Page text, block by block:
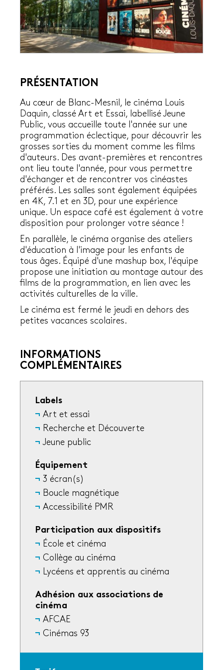
PRÉSENTATION
Au cœur de Blanc-Mesnil, le cinéma Louis
Daquin, classé Art et Essai, labellisé Jeune
Public, vous accueille toute l'année sur une
programmation éclectique, pour découvrir les
grosses sorties du moment comme les films
d'auteurs. Des avant-premières et rencontres
ont lieu toute l'année, pour vous permettre
d'échanger et de rencontrer vos cinéastes
préférés. Les salles sont également équipées
en 4K, 7.1 et en 3D, pour une expérience
unique. Un espace café est également à votre
disposition pour prolonger votre séance !
En parallèle, le cinéma organise des ateliers
d'éducation à l'image pour les enfants de
tous âges. Équipé d'une mashup box, l'équipe
propose une initiation au montage autour des
films de la programmation, en lien avec les
activités culturelles de la ville.
Le cinéma est fermé le jeudi en dehors des
petites vacances scolaires.
INFORMATIONS
COMPLÉMENTAIRES
Labels
Art et essai
Recherche et Découverte
Jeune public
Équipement
3 écran(s)
Boucle magnétique
Accessibilité PMR
Participation aux dispositifs
École et cinéma
Collège au cinéma
Lycéens et apprentis au cinéma
Adhésion aux associations de
cinéma
AFCAE
Cinémas 93